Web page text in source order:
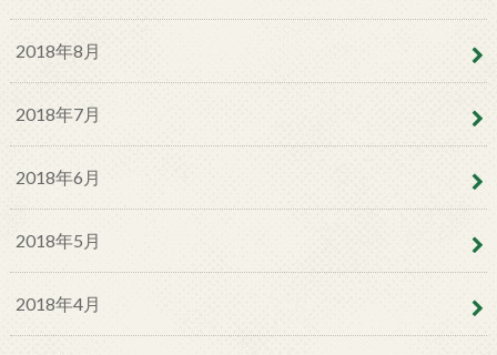
2018年8月
2018年7月
2018年6月
2018年5月
2018年4月